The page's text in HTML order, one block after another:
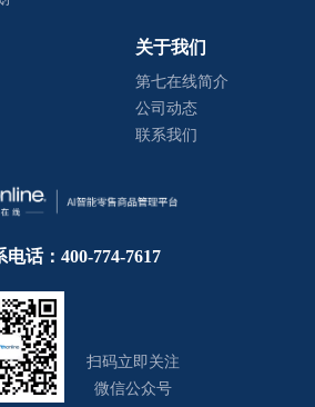
关于我们
第七在线简介
公司动态
联系我们
电话：400-774-7617
扫码立即关注
微信公众号